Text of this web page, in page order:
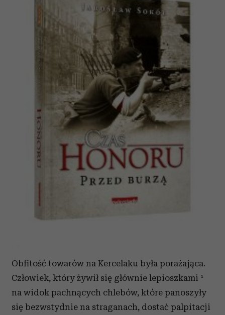
Obfitość towarów na Kercelaku była porażająca.
Człowiek, który żywił się głównie lepioszkami ¹
na widok pachnących chlebów, które panoszyły
się bezwstydnie na straganach, dostać palpitacji